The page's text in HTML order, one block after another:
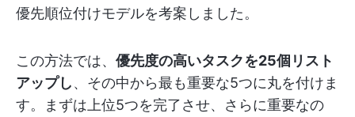
優先順位付けモデルを考案しました。
この方法では、 優先度の高いタスクを25個リスト
アップし、その中から最も重要な5つに丸を付けま
す。まずは上位5つを完了させ、さらに重要なの